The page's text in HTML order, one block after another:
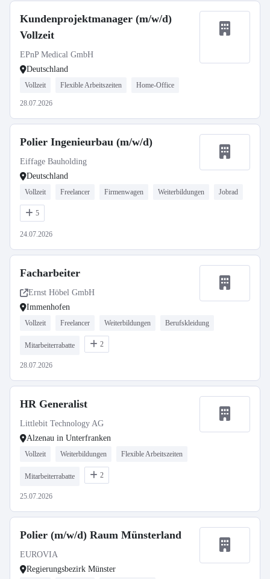
Kundenprojektmanager (m/w/d)
Vollzeit
EPnP Medical GmbH
Deutschland
Vollzeit Flexible Arbeitszeiten Home-Office
28.07.2026
Polier Ingenieurbau (m/w/d)
Eiffage Bauholding
Deutschland
Vollzeit Freelancer Firmenwagen Weiterbildungen Jobrad
5
24.07.2026
Facharbeiter
Ernst Höbel GmbH
Immenhofen
Vollzeit Freelancer Weiterbildungen Berufskleidung
Mitarbeiterrabatte 2
28.07.2026
HR Generalist
Littlebit Technology AG
Alzenau in Unterfranken
Vollzeit Weiterbildungen Flexible Arbeitszeiten
Mitarbeiterrabatte 2
25.07.2026
Polier (m/w/d) Raum Münsterland
EUROVIA
Regierungsbezirk Münster